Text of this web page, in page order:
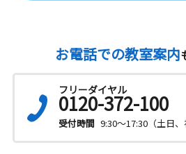
お電話での教室案内
フリーダイヤル
0120-372-100
受付時間 9:30～17:30（土日、